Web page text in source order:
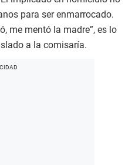
para ser enmarrocado.
me mentó la madre”, es lo
a la comisaría.